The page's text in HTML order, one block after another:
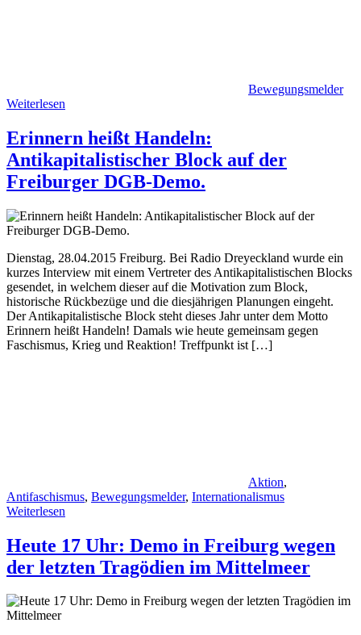
Bewegungsmelder
Weiterlesen
Erinnern heißt Handeln:
Antikapitalistischer Block auf der
Freiburger DGB-Demo.
Dienstag, 28.04.2015 Freiburg. Bei Radio Dreyeckland wurde ein
kurzes Interview mit einem Vertreter des Antikapitalistischen Blocks
gesendet, in welchem dieser auf die Motivation zum Block,
historische Rückbezüge und die diesjährigen Planungen eingeht.
Der Antikapitalistische Block steht dieses Jahr unter dem Motto
Erinnern heißt Handeln! Damals wie heute gemeinsam gegen
Faschismus, Krieg und Reaktion! Treffpunkt ist […]
Aktion,
Antifaschismus, Bewegungsmelder, Internationalismus
Weiterlesen
Heute 17 Uhr: Demo in Freiburg wegen
der letzten Tragödien im Mittelmeer